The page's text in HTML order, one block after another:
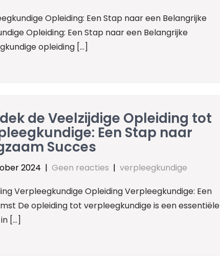
Opleiding: Een Stap naar een Belangrijke
Opleiding: Een Stap naar een Belangrijke
opleiding […]
de Veelzijdige Opleiding tot
Een Stap naar
Succes
2024 | Geen reacties | verpleegkundige
Verpleegkundige Opleiding Verpleegkundige: Een
De opleiding tot verpleegkundige is een essentiële
[…]